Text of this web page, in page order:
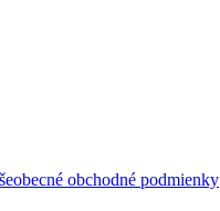
obchodné podmienky